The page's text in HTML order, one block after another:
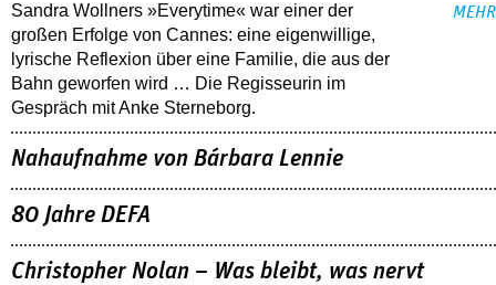
Sandra Wollners »Everytime« war einer der
großen Erfolge von Cannes: eine eigenwillige,
lyrische Reflexion über eine ­Familie, die aus der
Bahn geworfen wird … Die Regisseurin im
Gespräch mit Anke Sterneborg.
MEHR
Nahaufnahme von Bárbara Lennie
80 Jahre DEFA
Christopher Nolan – Was bleibt, was nervt